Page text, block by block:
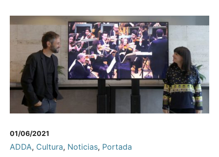
01/06/2021
ADDA, Cultura, Noticias, Portada